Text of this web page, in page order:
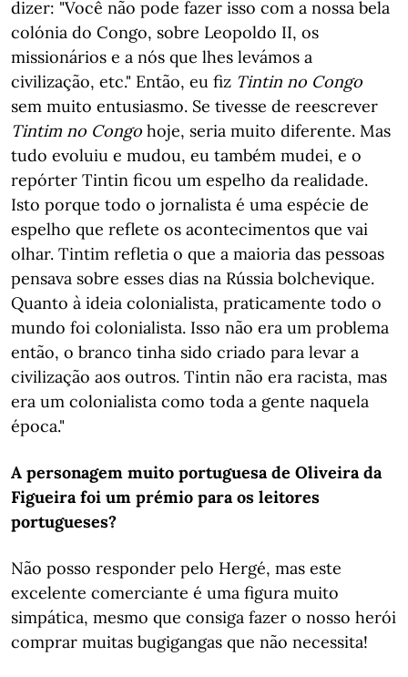
dizer: "Você não pode fazer isso com a nossa bela
colónia do Congo, sobre Leopoldo II, os
missionários e a nós que lhes levámos a
civilização, etc." Então, eu fiz Tintin no Congo
sem muito entusiasmo. Se tivesse de reescrever
Tintim no Congo hoje, seria muito diferente. Mas
tudo evoluiu e mudou, eu também mudei, e o
repórter Tintin ficou um espelho da realidade.
Isto porque todo o jornalista é uma espécie de
espelho que reflete os acontecimentos que vai
olhar. Tintim refletia o que a maioria das pessoas
pensava sobre esses dias na Rússia bolchevique.
Quanto à ideia colonialista, praticamente todo o
mundo foi colonialista. Isso não era um problema
então, o branco tinha sido criado para levar a
civilização aos outros. Tintin não era racista, mas
era um colonialista como toda a gente naquela
época."
A personagem muito portuguesa de Oliveira da
Figueira foi um prémio para os leitores
portugueses?
Não posso responder pelo Hergé, mas este
excelente comerciante é uma figura muito
simpática, mesmo que consiga fazer o nosso herói
comprar muitas bugigangas que não necessita!